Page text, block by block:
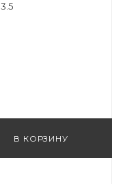
3.5
В КОРЗИНУ